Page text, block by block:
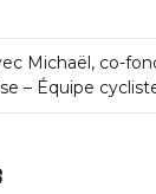
Michaël, co-
– Équipe